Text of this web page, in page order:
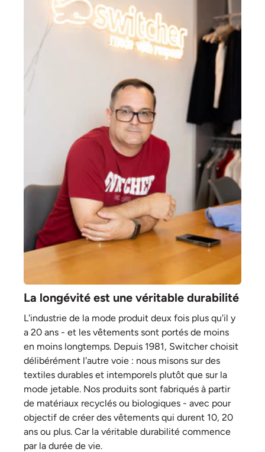
La longévité est une véritable durabilité
L'industrie de la mode produit deux fois plus qu'il y
a 20 ans - et les vêtements sont portés de moins
en moins longtemps. Depuis 1981, Switcher choisit
délibérément l'autre voie : nous misons sur des
textiles durables et intemporels plutôt que sur la
mode jetable. Nos produits sont fabriqués à partir
de matériaux recyclés ou biologiques - avec pour
objectif de créer des vêtements qui durent 10, 20
ans ou plus. Car la véritable durabilité commence
par la durée de vie.